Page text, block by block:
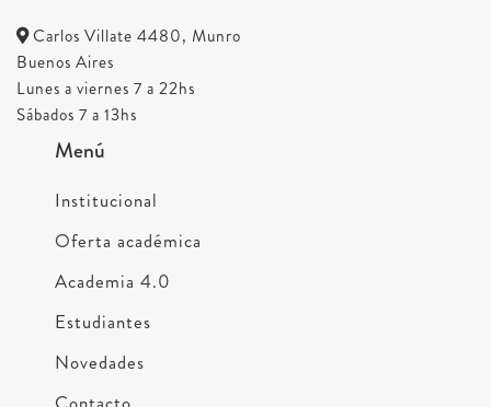
Carlos Villate 4480, Munro
Buenos Aires
Lunes a viernes 7 a 22hs
Sábados 7 a 13hs
Menú
Institucional
Oferta académica
Academia 4.0
Estudiantes
Novedades